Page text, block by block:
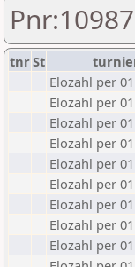
tnrSt
Elozahl per
Elozahl per
Elozahl per
Elozahl per
Elozahl per
Elozahl per
Elozahl per
Elozahl per
Elozahl per